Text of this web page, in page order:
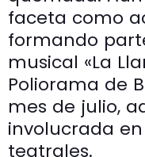
faceta como
formando
musical «La
Poliorama de
mes de julio,
involucrada
teatrales.